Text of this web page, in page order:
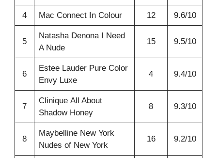
4 Mac Connect In Colour 12 9.6/10
5
Natasha Denona I Need
A Nude
15 9.5/10
6
Estee Lauder Pure Color
Envy Luxe
4 9.4/10
7
Clinique All About
Shadow Honey
8 9.3/10
8
Maybelline New York
Nudes of New York
16 9.2/10